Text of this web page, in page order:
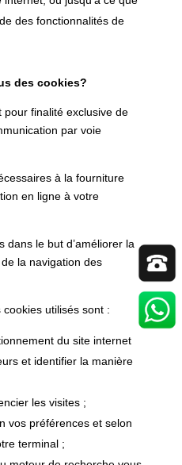
des fonctionnalités de
des cookies?
finalité exclusive de
par voie
à la fourniture
en ligne à votre
dans le but d’améliorer la
la navigation des
utilisés sont :
du site internet
et identifier la manière
les visites ;
vos préférences et selon
terminal ;